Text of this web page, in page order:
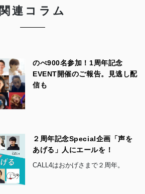
関連コラム
のべ900名参加！1周年記念
EVENT開催のご報告。見逃し配
信も
２周年記念Special企画「声を
あげる」人にエールを！
CALL4はおかげさまで２周年。